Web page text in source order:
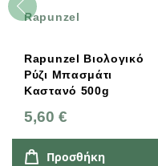
Rapunzel
Rapunzel Βιολογικό
Ρύζι Μπασμάτι
Καστανό 500g
5,60 €
Προσθήκη